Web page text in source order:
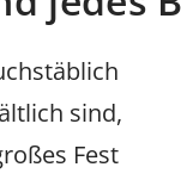
sind,
Fest